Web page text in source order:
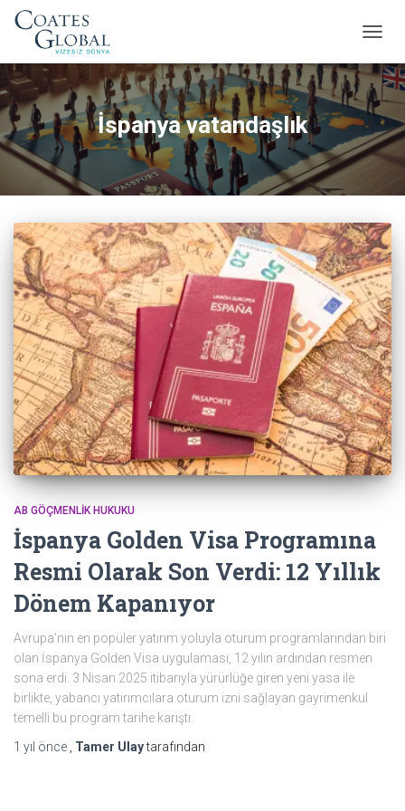
AÇ/
İspanya vatandaşlık
AB GÖÇMENLIK HUKUKU
İspanya Golden Visa Programına
Resmi Olarak Son Verdi: 12 Yıllık
Dönem Kapanıyor
Avrupa’nın en popüler yatırım yoluyla oturum programlarından biri
olan İspanya Golden Visa uygulaması, 12 yılın ardından resmen
sona erdi. 3 Nisan 2025 itibarıyla yürürlüğe giren yeni yasa ile
birlikte, yabancı yatırımcılara oturum izni sağlayan gayrimenkul
temelli bu program tarihe karıştı.
1 yıl önce Tamer Ulaytarafından